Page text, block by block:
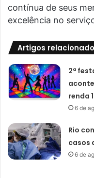
contínua de seus
excelência no
Artigos
2ª
renda
6 de
Rio
casos
6 de